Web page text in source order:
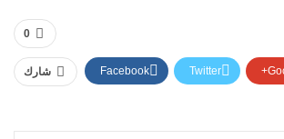
0
شارك Facebook Twitter